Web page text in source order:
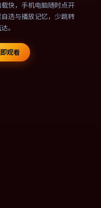
快，手机电脑随时点开
选与播放记忆，少跳转
。
观看